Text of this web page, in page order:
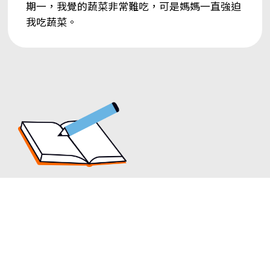
期一，我覺的蔬菜非常難吃，可是媽媽一直強迫
我吃蔬菜。